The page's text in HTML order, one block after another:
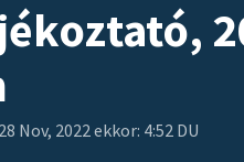
Nov, 2022 ekkor: 4:52 DU